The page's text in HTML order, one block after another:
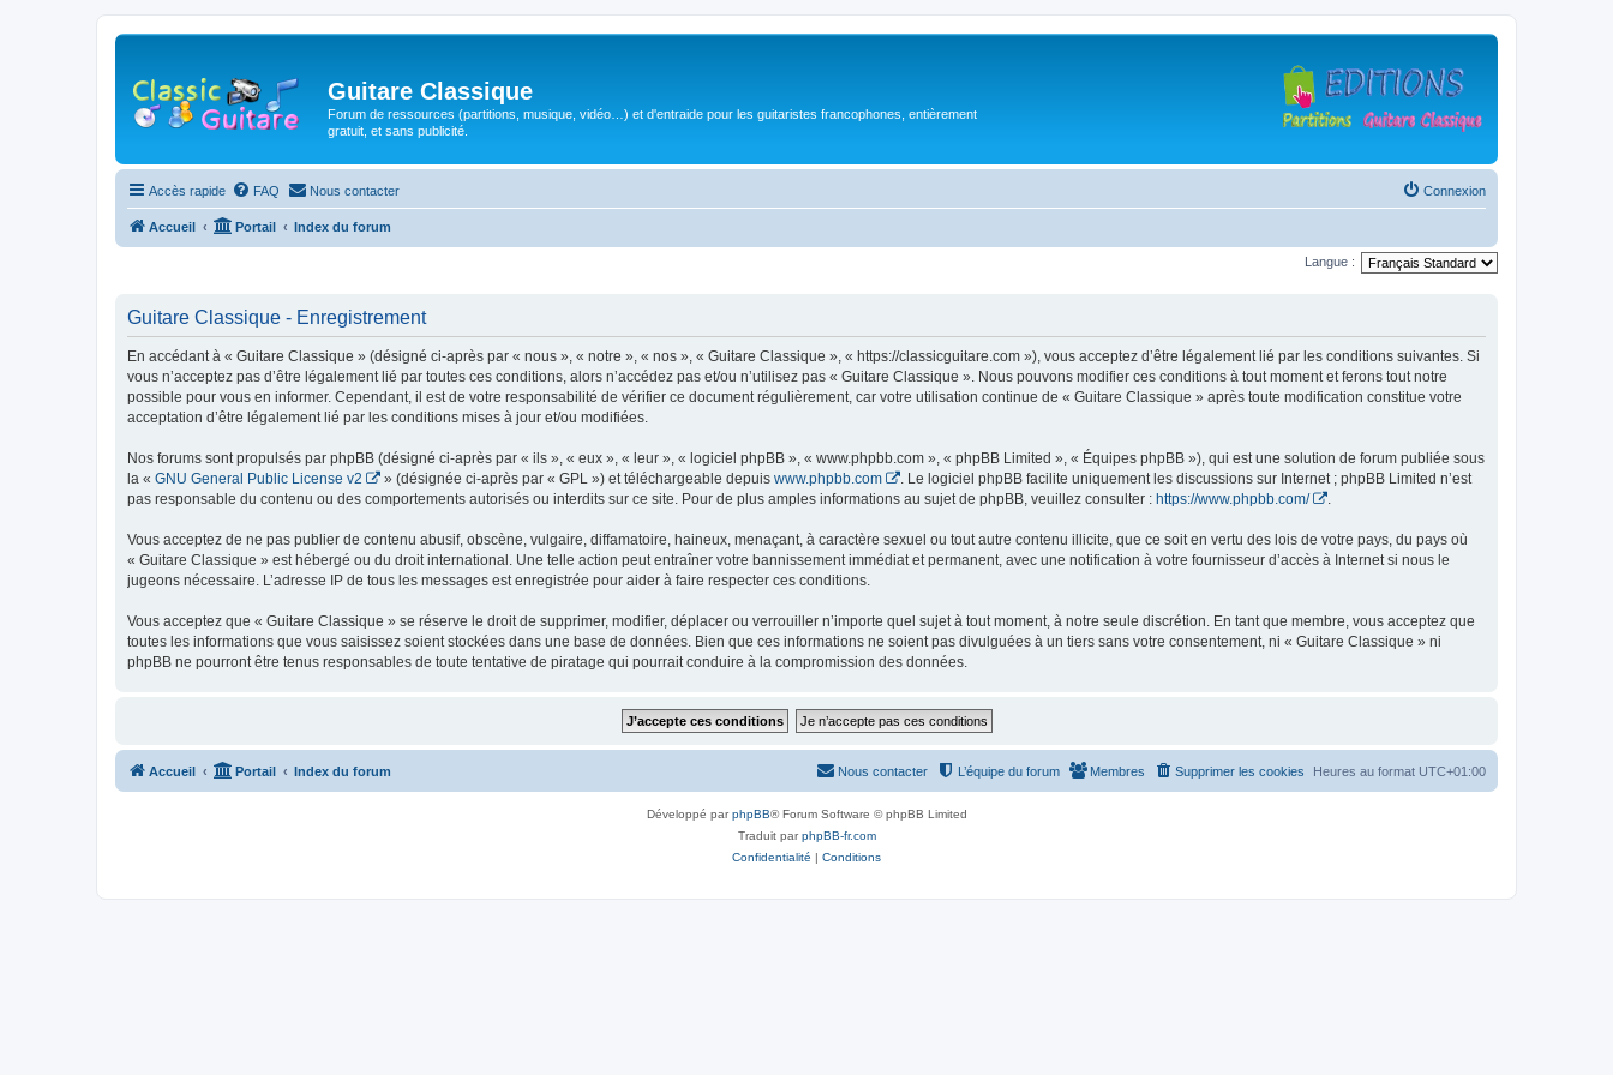
Guitare Classique
Forum de ressources (partitions, musique, vidéo…) et d'entraide pour les guitaristes francophones, entièrement
gratuit, et sans publicité.
Accès rapide FAQ Nous contacter Connexion
Accueil Portail Index du forum
Langue :
Guitare Classique - Enregistrement
En accédant à « Guitare Classique » (désigné ci-après par « nous », « notre », « nos », « Guitare Classique », « https://classicguitare.com »), vous acceptez d’être légalement lié par les conditions suivantes. Si
vous n’acceptez pas d’être légalement lié par toutes ces conditions, alors n’accédez pas et/ou n’utilisez pas « Guitare Classique ». Nous pouvons modifier ces conditions à tout moment et ferons tout notre
possible pour vous en informer. Cependant, il est de votre responsabilité de vérifier ce document régulièrement, car votre utilisation continue de « Guitare Classique » après toute modification constitue votre
acceptation d’être légalement lié par les conditions mises à jour et/ou modifiées.
Nos forums sont propulsés par phpBB (désigné ci-après par « ils », « eux », « leur », « logiciel phpBB », « www.phpbb.com », « phpBB Limited », « Équipes phpBB »), qui est une solution de forum publiée sous
la « GNU General Public License v2 » (désignée ci-après par « GPL ») et téléchargeable depuis www.phpbb.com
. Le logiciel phpBB facilite uniquement les discussions sur Internet ; phpBB Limited n’est
pas responsable du contenu ou des comportements autorisés ou interdits sur ce site. Pour de plus amples informations au sujet de phpBB, veuillez consulter : https://www.phpbb.com/ .
Vous acceptez de ne pas publier de contenu abusif, obscène, vulgaire, diffamatoire, haineux, menaçant, à caractère sexuel ou tout autre contenu illicite, que ce soit en vertu des lois de votre pays, du pays où
« Guitare Classique » est hébergé ou du droit international. Une telle action peut entraîner votre bannissement immédiat et permanent, avec une notification à votre fournisseur d’accès à Internet si nous le
jugeons nécessaire. L’adresse IP de tous les messages est enregistrée pour aider à faire respecter ces conditions.
Vous acceptez que « Guitare Classique » se réserve le droit de supprimer, modifier, déplacer ou verrouiller n’importe quel sujet à tout moment, à notre seule discrétion. En tant que membre, vous acceptez que
toutes les informations que vous saisissez soient stockées dans une base de données. Bien que ces informations ne soient pas divulguées à un tiers sans votre consentement, ni « Guitare Classique » ni
phpBB ne pourront être tenus responsables de toute tentative de piratage qui pourrait conduire à la compromission des données.
Accueil Portail Index du forum Heures au format UTC+01:00
Supprimer les cookies
Membres
L’équipe du forum
Nous contacter
Développé parphpBB® Forum Software © phpBB Limited
Traduit parphpBB-fr.com
Confidentialité | Conditions